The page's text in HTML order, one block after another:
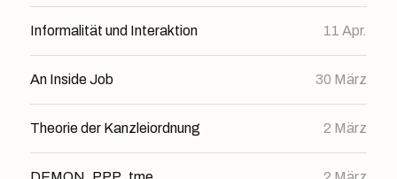
Informalität und Interaktion 11 Apr.
An Inside Job 30 März
Theorie der Kanzleiordnung 2 März